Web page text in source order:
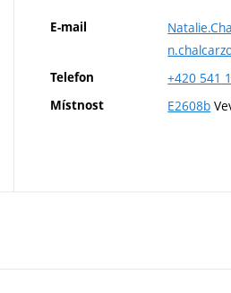
E-mail
Telefon +420 541
Místnost E2608b